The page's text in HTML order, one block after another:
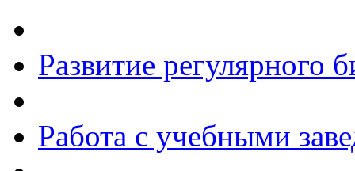
Развитие регулярного
Работа с учебными